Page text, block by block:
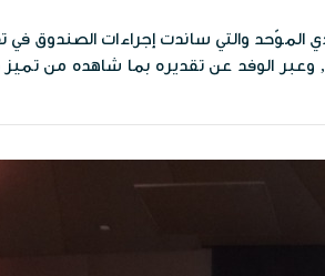
والتي ساندت إجراءات الصندوق في
الوفد عن تقديره بما شاهده من تميز